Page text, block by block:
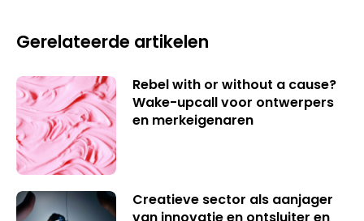
Gerelateerde artikelen
Rebel with or without a cause?
Wake-upcall voor ontwerpers
en merkeigenaren
Creatieve sector als aanjager